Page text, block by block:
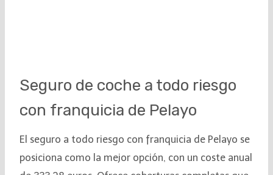
Seguro de coche a todo riesgo
con franquicia de Pelayo
El seguro a todo riesgo con franquicia de Pelayo se
posiciona como la mejor opción, con un coste anual